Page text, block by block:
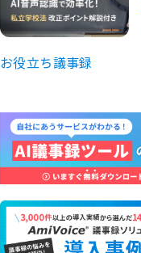
お役立ち議事録